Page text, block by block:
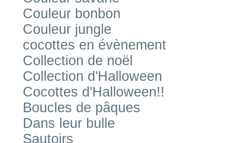
Couleur bonbon
Couleur jungle
cocottes en évènement
Collection de noël
Collection d'Halloween
Cocottes d'Halloween!!
Boucles de pâques
Dans leur bulle
Sautoirs